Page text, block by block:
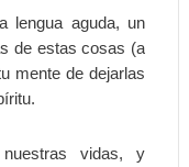
lengua aguda, un
de estas cosas (a
mente de dejarlas
vidas, y